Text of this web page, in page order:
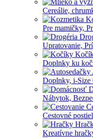
Cereálie,
Pre mamičky,
Upratovanie,
Doplnky ku
Doplnky, i-Size
Nábytok,
Cestovné
Kreatívne